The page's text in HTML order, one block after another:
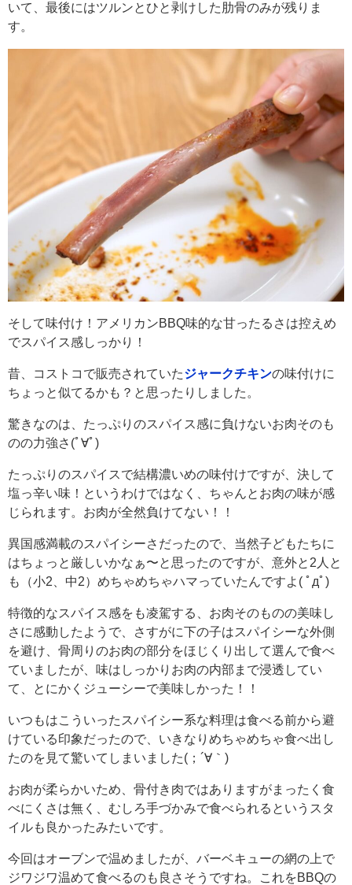
いて、最後にはツルンとひと剥けした肋骨のみが残りま
す。
そして味付け！アメリカンBBQ味的な甘ったるさは控えめ
でスパイス感しっかり！
昔、コストコで販売されていたジャークチキンの味付けに
ちょっと似てるかも？と思ったりしました。
驚きなのは、たっぷりのスパイス感に負けないお肉そのも
のの力強さ(ﾟ∀ﾟ)
たっぷりのスパイスで結構濃いめの味付けですが、決して
塩っ辛い味！というわけではなく、ちゃんとお肉の味が感
じられます。お肉が全然負けてない！！
異国感満載のスパイシーさだったので、当然子どもたちに
はちょっと厳しいかなぁ〜と思ったのですが、意外と2人と
も（小2、中2）めちゃめちゃハマっていたんですよ( ﾟдﾟ)
特徴的なスパイス感をも凌駕する、お肉そのものの美味し
さに感動したようで、さすがに下の子はスパイシーな外側
を避け、骨周りのお肉の部分をほじくり出して選んで食べ
ていましたが、味はしっかりお肉の内部まで浸透してい
て、とにかくジューシーで美味しかった！！
いつもはこういったスパイシー系な料理は食べる前から避
けている印象だったので、いきなりめちゃめちゃ食べ出し
たのを見て驚いてしまいました(；´∀｀)
お肉が柔らかいため、骨付き肉ではありますがまったく食
べにくさは無く、むしろ手づかみで食べられるというスタ
イルも良かったみたいです。
今回はオーブンで温めましたが、バーベキューの網の上で
ジワジワ温めて食べるのも良さそうですね。これをBBQの